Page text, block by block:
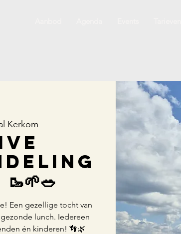
Kerkom
Een gezellige tocht van
lunch. Iedereen
én kinderen! 👣🌿